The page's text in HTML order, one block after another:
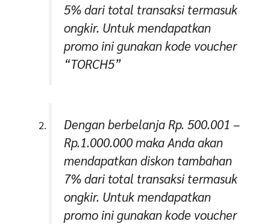
5% dari total transaksi termasuk
ongkir. Untuk mendapatkan
promo ini gunakan kode voucher
“TORCH5”
Dengan berbelanja Rp. 500.001 –
Rp.1.000.000 maka Anda akan
mendapatkan diskon tambahan
7% dari total transaksi termasuk
ongkir. Untuk mendapatkan
promo ini gunakan kode voucher